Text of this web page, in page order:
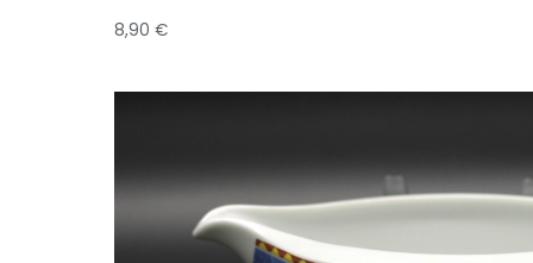
8,90€